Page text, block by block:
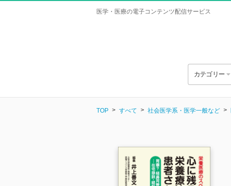
医学・医療の電子コンテンツ配信サービス
カテゴリー
TOP すべて 社会医学系・医学一般など